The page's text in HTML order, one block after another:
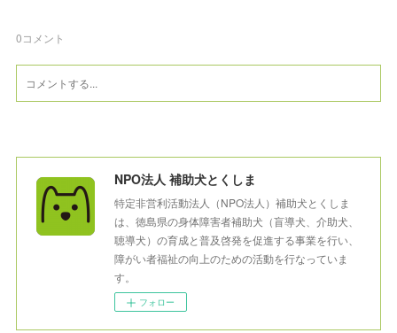
0コメント
NPO法人 補助犬とくしま
特定非営利活動法人（NPO法人）補助犬とくしま
は、徳島県の身体障害者補助犬（盲導犬、介助犬、
聴導犬）の育成と普及啓発を促進する事業を行い、
障がい者福祉の向上のための活動を行なっていま
す。
フォロー